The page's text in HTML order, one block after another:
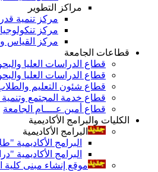
مراكز التطوير
مركز تنمية
مركز
مركز القياس
قطاعات الجامعة
قطاع الدراسات العليا
قطاع الدراسات العليا
قطاع شئون التعليم
قطاع خدمة المجتمع وتنمية
قطاع أمين عــــام الجامعة
الكليات والبرامج الأكاديمية
البرامج الأكاديمية
البرامج الأكاديمية
البرامج الأكاديمية
موقع إنشاء مبنى كلية